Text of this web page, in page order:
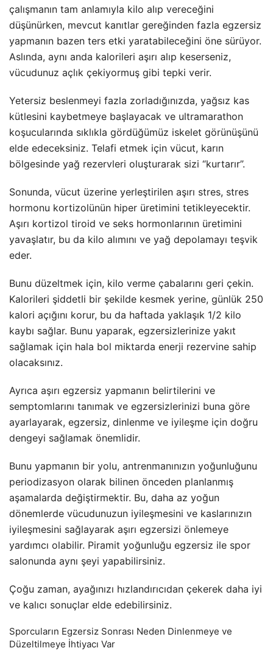
çalışmanın tam anlamıyla kilo alıp vereceğini
düşünürken, mevcut kanıtlar gereğinden fazla egzersiz
yapmanın bazen ters etki yaratabileceğini öne sürüyor.
Aslında, aynı anda kalorileri aşırı alıp keserseniz,
vücudunuz açlık çekiyormuş gibi tepki verir.
Yetersiz beslenmeyi fazla zorladığınızda, yağsız kas
kütlesini kaybetmeye başlayacak ve ultramarathon
koşucularında sıklıkla gördüğümüz iskelet görünüşünü
elde edeceksiniz. Telafi etmek için vücut, karın
bölgesinde yağ rezervleri oluşturarak sizi “kurtarır”.
Sonunda, vücut üzerine yerleştirilen aşırı stres, stres
hormonu kortizolünün hiper üretimini tetikleyecektir.
Aşırı kortizol tiroid ve seks hormonlarının üretimini
yavaşlatır, bu da kilo alımını ve yağ depolamayı teşvik
eder.
Bunu düzeltmek için, kilo verme çabalarını geri çekin.
Kalorileri şiddetli bir şekilde kesmek yerine, günlük 250
kalori açığını korur, bu da haftada yaklaşık 1/2 kilo
kaybı sağlar. Bunu yaparak, egzersizlerinize yakıt
sağlamak için hala bol miktarda enerji rezervine sahip
olacaksınız.
Ayrıca aşırı egzersiz yapmanın belirtilerini ve
semptomlarını tanımak ve egzersizlerinizi buna göre
ayarlayarak, egzersiz, dinlenme ve iyileşme için doğru
dengeyi sağlamak önemlidir.
Bunu yapmanın bir yolu, antrenmanınızın yoğunluğunu
periodizasyon olarak bilinen önceden planlanmış
aşamalarda değiştirmektir. Bu, daha az yoğun
dönemlerde vücudunuzun iyileşmesini ve kaslarınızın
iyileşmesini sağlayarak aşırı egzersizi önlemeye
yardımcı olabilir. Piramit yoğunluğu egzersiz ile spor
salonunda aynı şeyi yapabilirsiniz.
Çoğu zaman, ayağınızı hızlandırıcıdan çekerek daha iyi
ve kalıcı sonuçlar elde edebilirsiniz.
Sporcuların Egzersiz Sonrası Neden Dinlenmeye ve
Düzeltilmeye İhtiyacı Var